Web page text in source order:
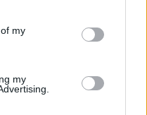
in below Google
my
my
JUICE (Jupiter Icy
του Δία
τεθεί σε τροχιά
εκτοξεύσει τη νέα
προορισμό το δορυφόρο